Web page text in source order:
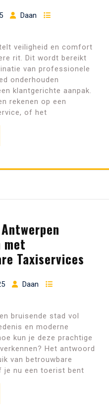
Daan
veiligheid en comfort
rit. Dit wordt bereikt
van professionele
onderhouden
klantgerichte aanpak.
rekenen op een
of het
met
Taxiservices
Daan
bruisende stad vol
en moderne
kun je deze prachtige
Het antwoord
van betrouwbare
je nu een toerist bent